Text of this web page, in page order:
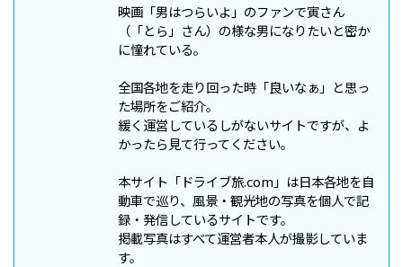
映画「男はつらいよ」のファンで寅さん
（「とら」さん）の様な男になりたいと密か
に憧れている。
全国各地を走り回った時「良いなぁ」と思っ
た場所をご紹介。
緩く運営しているしがないサイトですが、よ
かったら見て行ってください。
本サイト「ドライブ旅.com」は日本各地を自
動車で巡り、風景・観光地の写真を個人で記
録・発信しているサイトです。
掲載写真はすべて運営者本人が撮影していま
す。